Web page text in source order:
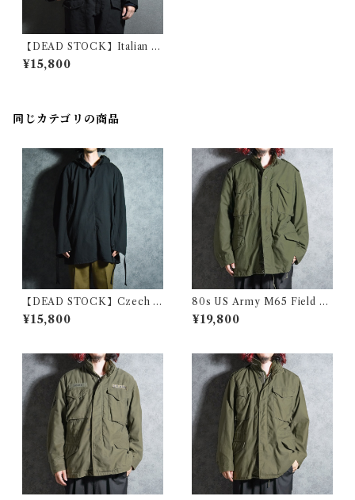
【DEAD STOCK】Italian Ai
r Force Flight Jacket イタリ
ア軍 フライトジャケット 黒染
¥15,800
同じカテゴリの商品
【DEAD STOCK】Czech A
rmy Cotton Snow Camoufl
age Parka チェコ軍 コットン
¥15,800
80s US Army M65 Field Ja
cket 3rd model アメリカ軍
M65 フィールド ジャケット 1
¥19,800